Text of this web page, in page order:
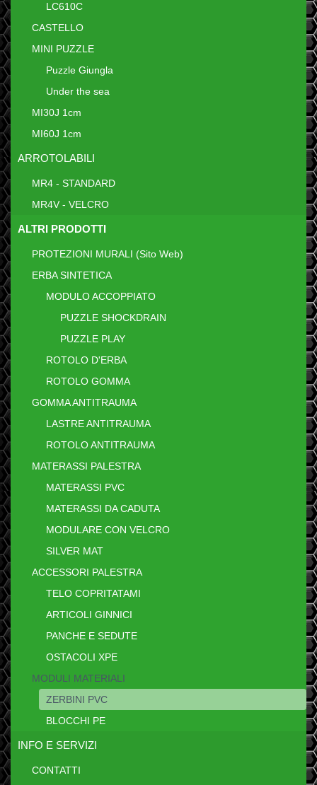
LC610C
CASTELLO
MINI PUZZLE
Puzzle Giungla
Under the sea
MI30J 1cm
MI60J 1cm
ARROTOLABILI
MR4 - STANDARD
MR4V - VELCRO
ALTRI PRODOTTI
PROTEZIONI MURALI (Sito Web)
ERBA SINTETICA
MODULO ACCOPPIATO
PUZZLE SHOCKDRAIN
PUZZLE PLAY
ROTOLO D'ERBA
ROTOLO GOMMA
GOMMA ANTITRAUMA
LASTRE ANTITRAUMA
ROTOLO ANTITRAUMA
MATERASSI PALESTRA
MATERASSI PVC
MATERASSI DA CADUTA
MODULARE CON VELCRO
SILVER MAT
ACCESSORI PALESTRA
TELO COPRITATAMI
ARTICOLI GINNICI
PANCHE E SEDUTE
OSTACOLI XPE
MODULI MATERIALI
ZERBINI PVC
BLOCCHI PE
INFO E SERVIZI
CONTATTI